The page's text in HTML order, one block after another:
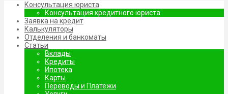
Консультация юриста
Консультация кредитного юриста
Заявка на кредит
Калькуляторы
Отделения и банкоматы
Статьи
Вклады
Кредиты
Ипотека
Карты
Переводы и Платежи